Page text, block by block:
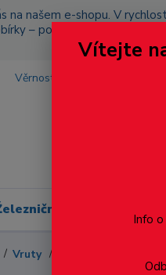
na našem e-shopu. V
– pokud si z nějakého
Věrnostní program
modelářství
Vruty
Vítejte
Info